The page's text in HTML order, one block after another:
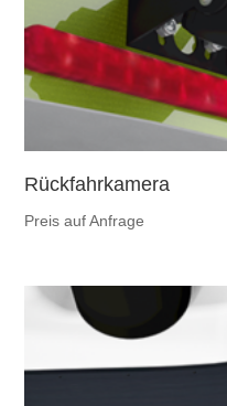
Rückfahrkamera
Preis auf Anfrage